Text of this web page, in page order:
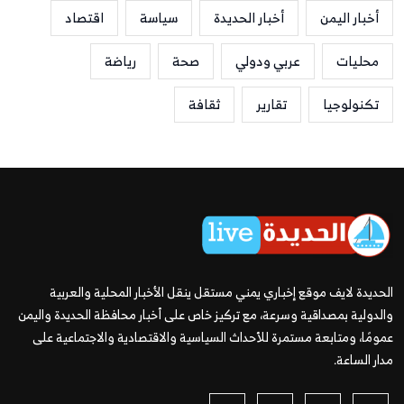
أخبار اليمن أخبار الحديدة سياسة
اقتصاد
محليات
عربي ودولي صحة
رياضة
تكنولوجيا
تقارير ثقافة
الحديدة لايف موقع إخباري يمني مستقل ينقل الأخبار المحلية والعربية
والدولية بمصداقية وسرعة، مع تركيز خاص على أخبار محافظة الحديدة واليمن
عمومًا، ومتابعة مستمرة للأحداث السياسية والاقتصادية والاجتماعية على
مدار الساعة.